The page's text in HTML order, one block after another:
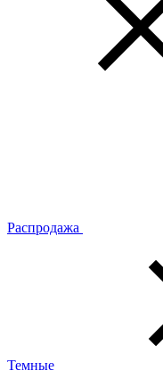
Распродажа
Темные